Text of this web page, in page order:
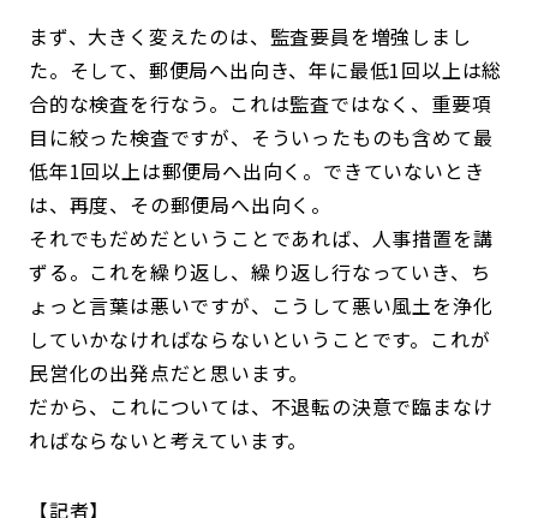
まず、大きく変えたのは、監査要員を増強しまし
た。そして、郵便局へ出向き、年に最低1回以上は総
合的な検査を行なう。これは監査ではなく、重要項
目に絞った検査ですが、そういったものも含めて最
低年1回以上は郵便局へ出向く。できていないとき
は、再度、その郵便局へ出向く。
それでもだめだということであれば、人事措置を講
ずる。これを繰り返し、繰り返し行なっていき、ち
ょっと言葉は悪いですが、こうして悪い風土を浄化
していかなければならないということです。これが
民営化の出発点だと思います。
だから、これについては、不退転の決意で臨まなけ
ればならないと考えています。
記者